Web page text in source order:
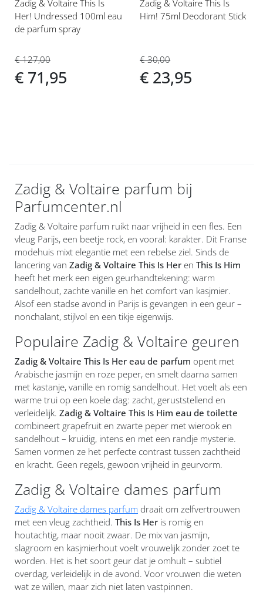
Zadig & Voltaire This Is
Her! Undressed 100ml eau
de parfum spray
€ 127,00
€ 71,95
Zadig & Voltaire This Is
Him! 75ml Deodorant Stick
€ 30,00
€ 23,95
Zadig & Voltaire parfum bij
Parfumcenter.nl
Zadig & Voltaire parfum ruikt naar vrijheid in een fles. Een
vleug Parijs, een beetje rock, en vooral: karakter. Dit Franse
modehuis mixt elegantie met een rebelse ziel. Sinds de
lancering van Zadig & Voltaire This Is Her en This Is Him
heeft het merk een eigen geurhandtekening: warm
sandelhout, zachte vanille en het comfort van kasjmier.
Alsof een stadse avond in Parijs is gevangen in een geur –
nonchalant, stijlvol en een tikje eigenwijs.
Populaire Zadig & Voltaire geuren
Zadig & Voltaire This Is Her eau de parfum opent met
Arabische jasmijn en roze peper, en smelt daarna samen
met kastanje, vanille en romig sandelhout. Het voelt als een
warme trui op een koele dag: zacht, geruststellend en
verleidelijk. Zadig & Voltaire This Is Him eau de toilette
combineert grapefruit en zwarte peper met wierook en
sandelhout – kruidig, intens en met een randje mysterie.
Samen vormen ze het perfecte contrast tussen zachtheid
en kracht. Geen regels, gewoon vrijheid in geurvorm.
Zadig & Voltaire dames parfum
Zadig & Voltaire dames parfum draait om zelfvertrouwen
met een vleug zachtheid. This Is Her is romig en
houtachtig, maar nooit zwaar. De mix van jasmijn,
slagroom en kasjmierhout voelt vrouwelijk zonder zoet te
worden. Het is het soort geur dat je omhult – subtiel
overdag, verleidelijk in de avond. Voor vrouwen die weten
wat ze willen, maar zich niet laten vastpinnen.